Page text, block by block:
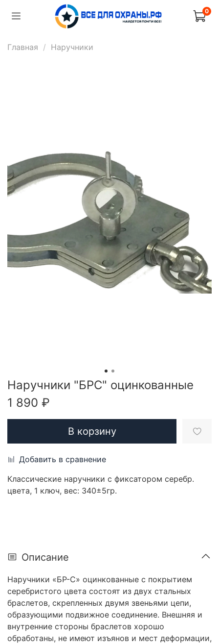
0
Главная Наручники
Наручники "БРС" оцинкованные
1 890 ₽
В корзину
Добавить в сравнение
Классические наручники с фиксатором серебр.
цвета, 1 ключ, вес: 340±5гр.
Описание
Наручники «БР-С» оцинкованные с покрытием
серебристого цвета состоят из двух стальных
браслетов, скрепленных двумя звеньями цепи,
образующими подвижное соединение. Внешняя и
внутренние стороны браслетов хорошо
обработаны, не имеют изъянов и мест деформации,